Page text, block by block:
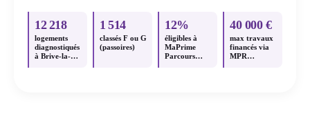
12 218
logements
diagnostiqués
à Brive-la-
1 514
classés F ou G
(passoires)
12%
éligibles à
MaPrime
Parcours
40 000 €
max travaux
financés via
MPR